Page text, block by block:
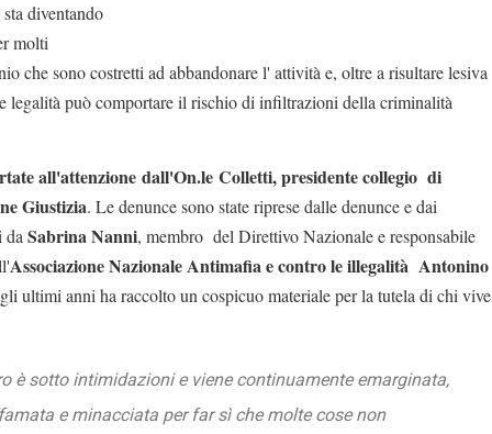
diventando
molti
che sono costretti ad abbandonare l' attività e, oltre a risultare lesiva
legalità può comportare il rischio di infiltrazioni della criminalità
all'attenzione dall'On.le Colletti, presidente collegio di
Giustizia. Le denunce sono state riprese dalle denunce e dai
da Sabrina Nanni, membro del Direttivo Nazionale e responsabile
Associazione Nazionale Antimafia e contro le illegalità Antonino
ultimi anni ha raccolto un cospicuo materiale per la tutela di chi vive
è sotto intimidazioni e viene continuamente emarginata,
e minacciata per far sì che molte cose non